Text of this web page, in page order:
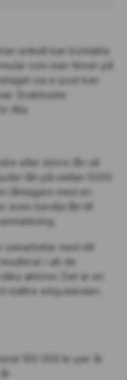
enkelt kan kontakta
som man finner på
via e-post kan
Snabbaste
Alla.
eller större lån så
lån på mellan 5000
låntagare med en
även bevilja lån till
samarbetar med ett
i att de
aktörer. Det är en
bättre erbjudanden
100 000 kr per år.